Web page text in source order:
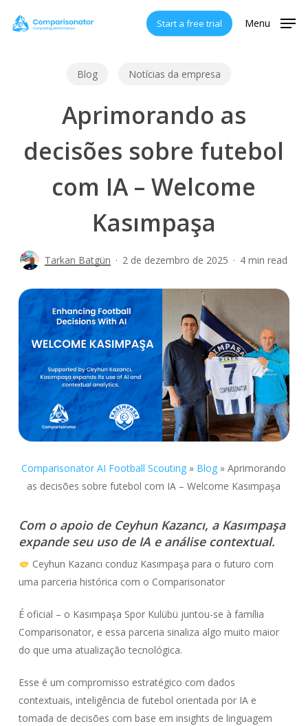
Start a free trial Menu
Blog Notícias da empresa
Aprimorando as
decisões sobre futebol
com IA – Welcome
Kasımpaşa
Tarkan Batgün 2 de dezembro de 2025 4 min read
Comparisonator AI Football Scouting » Blog »Aprimorando
as decisões sobre futebol com IA – Welcome Kasımpaşa
Com o apoio de Ceyhun Kazancı, a Kasımpaşa
expande seu uso de IA e análise contextual.
Ceyhun Kazancı conduz Kasımpaşa para o futuro com
uma parceria histórica com o Comparisonator
É oficial – o Kasımpaşa Spor Kulübü juntou-se à família
Comparisonator, e essa parceria sinaliza algo muito maior
do que uma atualização tecnológica.
Esse é um compromisso estratégico com dados
contextuais, inteligência de futebol orientada por IA e
tomada de decisões com base em insights de linguagem